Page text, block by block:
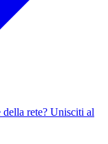
rete? Unisciti al